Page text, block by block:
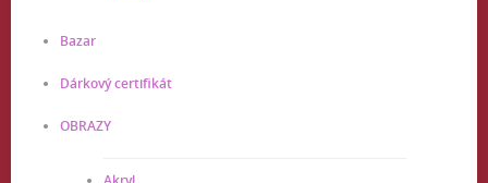
Bazar
Dárkový certifikát
OBRAZY